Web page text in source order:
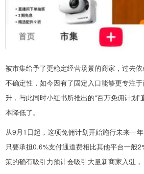
被市集给予了更稳定经营场景的商家，过去
不确定性，如今因有了固定入口能够更专注
升，与此同时小红书所推出的“百万免佣计划
本降低了。
从9月1日起，这项免佣计划开始施行未来一
只要承担0.6%支付通道费相比其他平台一般
策的确有吸引力预计会吸引大量新商家入驻，